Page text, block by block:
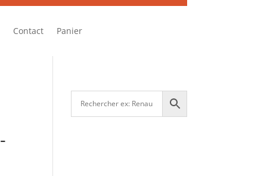
Contact Panier